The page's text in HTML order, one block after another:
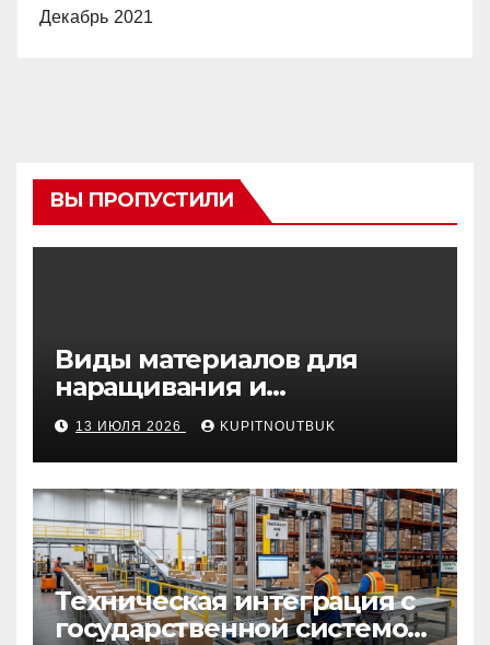
Декабрь 2021
ВЫ ПРОПУСТИЛИ
Виды материалов для
наращивания и
моделирования ногтей
13 ИЮЛЯ 2026 KUPITNOUTBUK
Техническая интеграция с
государственной системой